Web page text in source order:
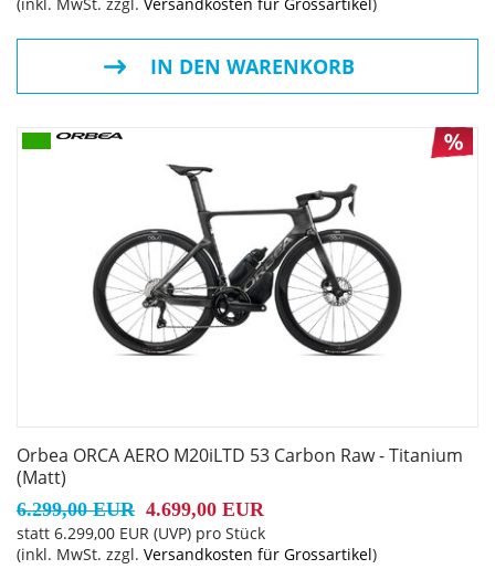
(inkl. MwSt. zzgl. Versandkosten für Grossartikel )
IN DEN WARENKORB
Orbea ORCA AERO M20iLTD 53 Carbon Raw - Titanium
(Matt)
6.299,00 EUR 4.699,00 EUR
statt 6.299,00 EUR (UVP) pro Stück
(inkl. MwSt. zzgl. Versandkosten für Grossartikel)